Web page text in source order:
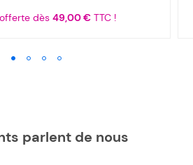
dès 49,00 €TTC !
parlent de nous